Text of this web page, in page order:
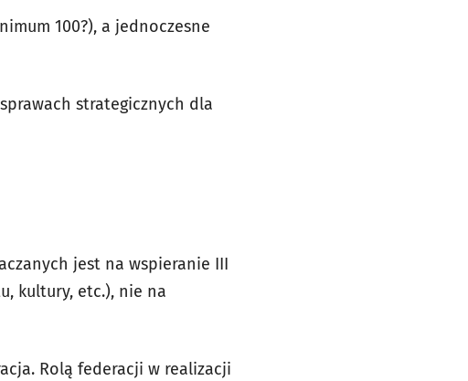
100?), a jednoczesne
strategicznych dla
jest na wspieranie III
kultury, etc.), nie na
Rolą federacji w realizacji